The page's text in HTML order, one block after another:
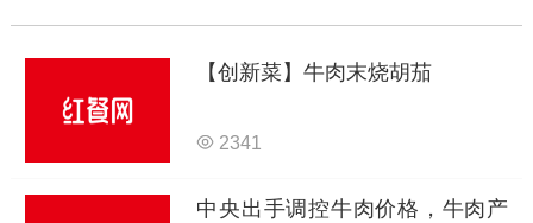
【创新菜】牛肉末烧胡茄
2341
中央出手调控牛肉价格，牛肉产